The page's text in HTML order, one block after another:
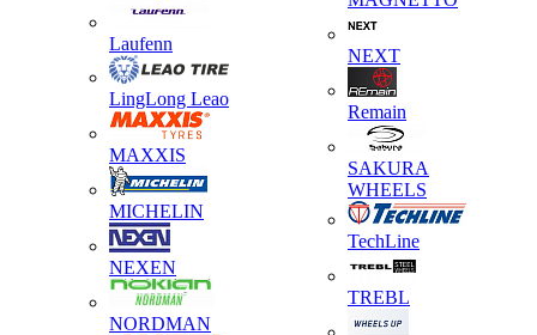
Laufenn
LingLong Leao
MAXXIS
MICHELIN
NEXEN
NORDMAN
NEXT
Remain
SAKURA
WHEELS
TechLine
TREBL